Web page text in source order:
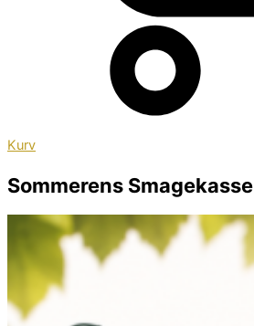
Kurv
Sommerens Smagekasse